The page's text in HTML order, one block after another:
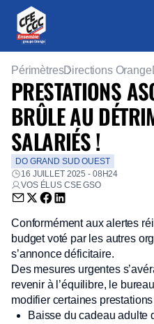
PérimètresDirections Orange
PRESTATIONS
BRÛLE AU
SALARIÉS !
DO GRAND SUD OUEST
16 JUILLET 2025 - 08H24
VOS ÉLUS CSE GSO
Envoyer par email (nouvelle
Partager sur Twitter
Partager sur
Partager sur
Conformément aux alertes
budget voté par les autres
s’annonce déficitaire.
Des mesures urgentes
revenir à l’équilibre, le
modifier certaines prestations
Baisse du cadeau adulte